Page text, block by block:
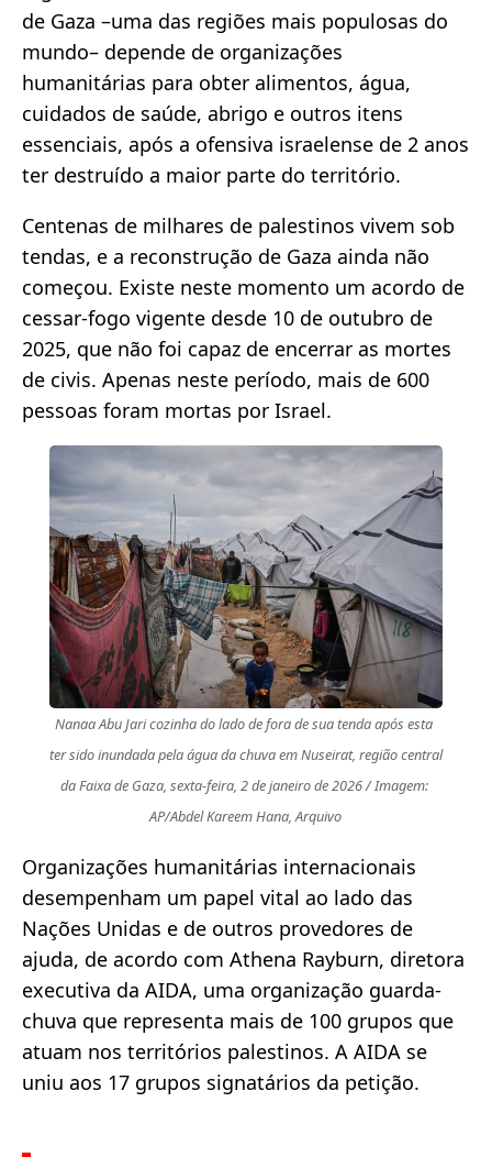
de Gaza –uma das regiões mais populosas do
mundo– depende de organizações
humanitárias para obter alimentos, água,
cuidados de saúde, abrigo e outros itens
essenciais, após a ofensiva israelense de 2 anos
ter destruído a maior parte do território.
Centenas de milhares de palestinos vivem sob
tendas, e a reconstrução de Gaza ainda não
começou. Existe neste momento um acordo de
cessar-fogo vigente desde 10 de outubro de
2025, que não foi capaz de encerrar as mortes
de civis. Apenas neste período, mais de 600
pessoas foram mortas por Israel.
Nanaa Abu Jari cozinha do lado de fora de sua tenda após esta
ter sido inundada pela água da chuva em Nuseirat, região central
da Faixa de Gaza, sexta-feira, 2 de janeiro de 2026 / Imagem:
AP/Abdel Kareem Hana, Arquivo
Organizações humanitárias internacionais
desempenham um papel vital ao lado das
Nações Unidas e de outros provedores de
ajuda, de acordo com Athena Rayburn, diretora
executiva da AIDA, uma organização guarda-
chuva que representa mais de 100 grupos que
atuam nos territórios palestinos. A AIDA se
uniu aos 17 grupos signatários da petição.